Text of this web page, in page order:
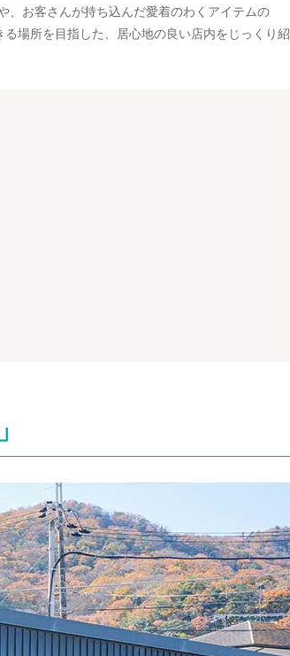
、お客さんが持ち込んだ愛着のわくアイテムの
場所を目指した、居心地の良い店内をじっくり紹